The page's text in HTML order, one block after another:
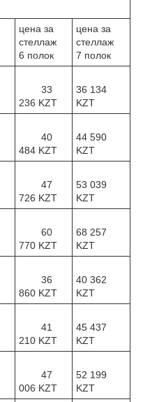
цена за
стеллаж
6 полок
цена за
стеллаж
7 полок
33
236 KZT
36 134
KZT
40
484 KZT
44 590
KZT
47
726 KZT
53 039
KZT
60
770 KZT
68 257
KZT
36
860 KZT
40 362
KZT
41
210 KZT
45 437
KZT
47
006 KZT
52 199
KZT